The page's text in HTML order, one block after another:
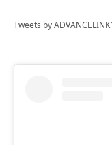
Tweets by